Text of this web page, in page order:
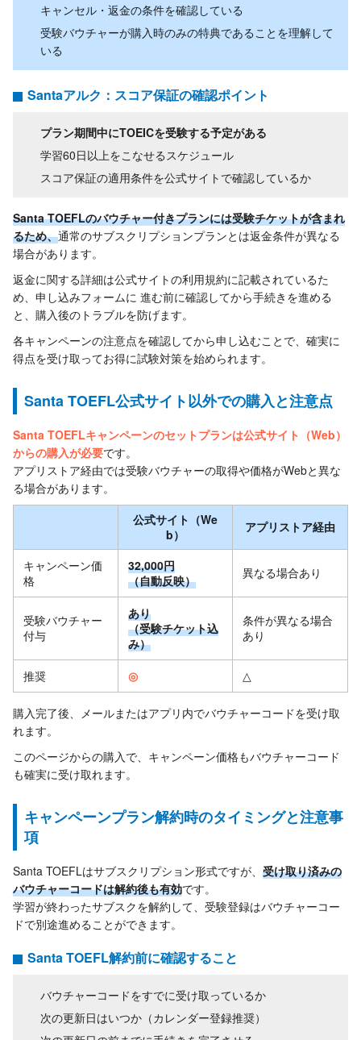
キャンセル・返金の条件を確認している
受験バウチャーが購入時のみの特典であることを理解して
いる
Santaアルク：スコア保証の確認ポイント
プラン期間中にTOEICを受験する予定がある
学習60日以上をこなせるスケジュール
スコア保証の適用条件を公式サイトで確認しているか
Santa TOEFLのバウチャー付きプランには受験チケットが含まれ
るため、通常のサブスクリプションプランとは返金条件が異なる
場合があります。
返金に関する詳細は公式サイトの利用規約に記載されているた
め、申し込みフォームに 進む前に確認してから手続きを進める
と、購入後のトラブルを防げます。
各キャンペーンの注意点を確認してから申し込むことで、確実に
得点を受け取ってお得に試験対策を始められます。
Santa TOEFL公式サイト以外での購入と注意点
Santa TOEFLキャンペーンのセットプランは公式サイト（Web）
からの購入が必要です。
アプリストア経由では受験バウチャーの取得や価格がWebと異な
る場合があります。
公式サイト（We
b）
アプリストア経由
キャンペーン価
格
32,000円
（自動反映）
異なる場合あり
受験バウチャー
付与
あり
（受験チケット込
み）
条件が異なる場合
あり
推奨 ◎ △
購入完了後、メールまたはアプリ内でバウチャーコードを受け取
れます。
このページからの購入で、キャンペーン価格もバウチャーコード
も確実に受け取れます。
キャンペーンプラン解約時のタイミングと注意事
項
Santa TOEFLはサブスクリプション形式ですが、 受け取り済みの
バウチャーコードは解約後も有効です。
学習が終わったサブスクを解約して、受験登録はバウチャーコー
ドで別途進めることができます。
Santa TOEFL解約前に確認すること
バウチャーコードをすでに受け取っているか
次の更新日はいつか（カレンダー登録推奨）